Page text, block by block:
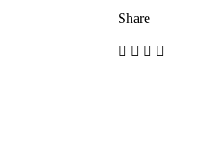
Share